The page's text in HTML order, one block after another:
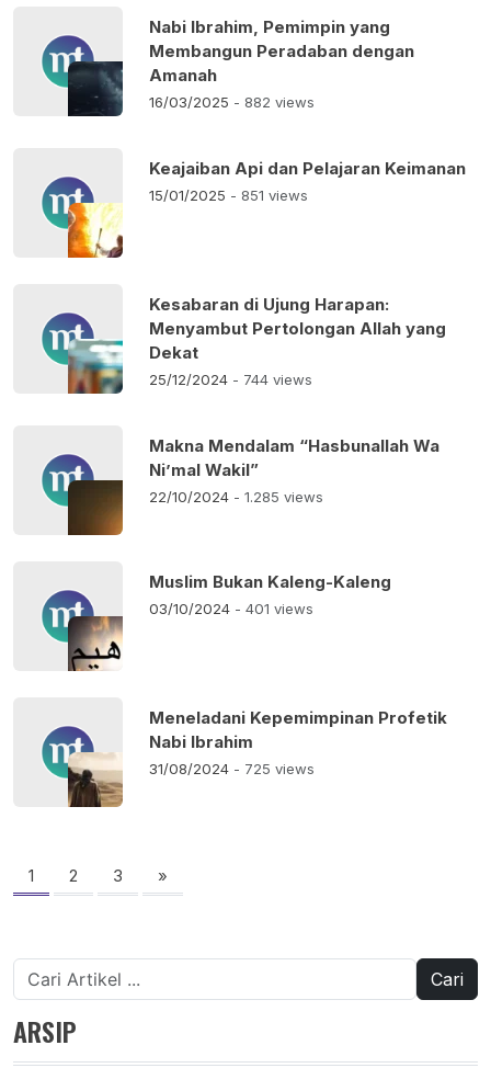
Nabi Ibrahim, Pemimpin yang
Membangun Peradaban dengan
Amanah
16/03/2025 - 882 views
Keajaiban Api dan Pelajaran Keimanan
15/01/2025 - 851 views
Kesabaran di Ujung Harapan:
Menyambut Pertolongan Allah yang
Dekat
25/12/2024 - 744 views
Makna Mendalam “Hasbunallah Wa
Ni’mal Wakil”
22/10/2024 - 1.285 views
Muslim Bukan Kaleng-Kaleng
03/10/2024 - 401 views
Meneladani Kepemimpinan Profetik
Nabi Ibrahim
31/08/2024 - 725 views
pos
1 2 3 »
Cari
untuk:
ARSIP